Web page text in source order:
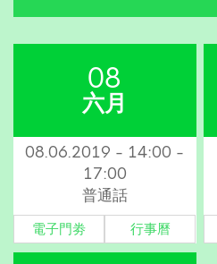
08
六月
08.06.2019 - 14:00 -
17:00
普通話
電子門劵 行事曆